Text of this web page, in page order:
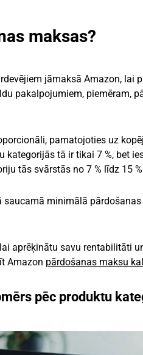
maksas?
jāmaksā Amazon, lai
pakalpojumiem, piemēram,
pamatojoties uz
tā ir tikai 7 %, bet
tās svārstās no 7 % līdz 15 %
minimālā
aprēķinātu savu rentabilitāti
Amazon pārdošanas maksu
pēc produktu